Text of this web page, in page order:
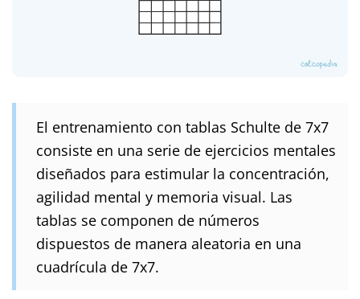
El entrenamiento con tablas Schulte de 7x7
consiste en una serie de ejercicios mentales
diseñados para estimular la concentración,
agilidad mental y memoria visual. Las
tablas se componen de números
dispuestos de manera aleatoria en una
cuadrícula de 7x7.